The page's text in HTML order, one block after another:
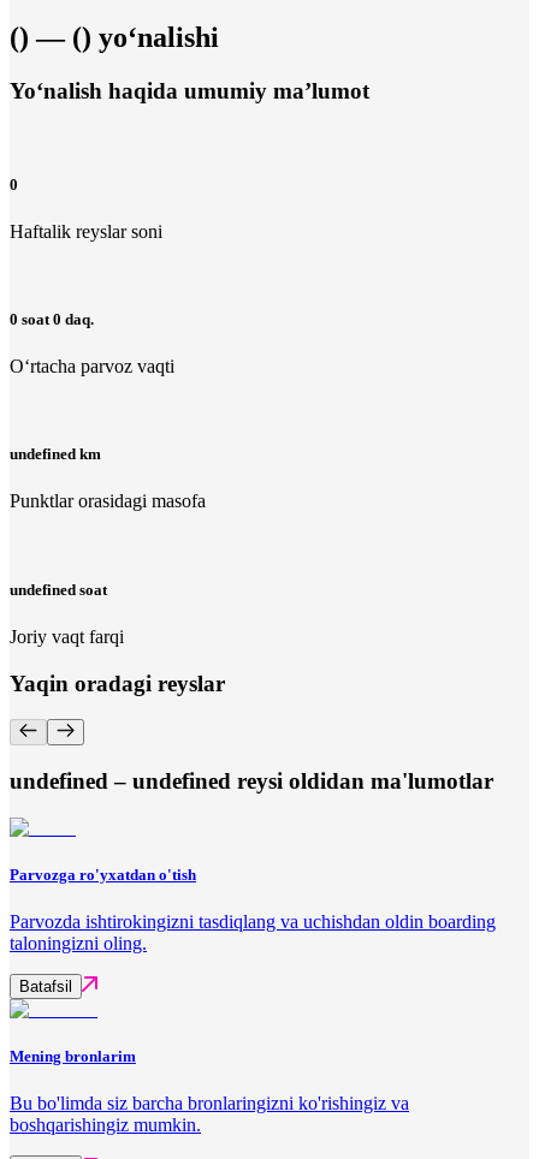
() — () yo‘nalishi
Yo‘nalish haqida umumiy ma’lumot
0
Haftalik reyslar soni
0 soat 0 daq.
O‘rtacha parvoz vaqti
undefined km
Punktlar orasidagi masofa
undefined soat
Joriy vaqt farqi
Yaqin oradagi reyslar
undefined – undefined reysi oldidan ma'lumotlar
Parvozga ro'yxatdan o'tish
Parvozda ishtirokingizni tasdiqlang va uchishdan oldin boarding
taloningizni oling.
Batafsil
Mening bronlarim
Bu bo'limda siz barcha bronlaringizni ko'rishingiz va
boshqarishingiz mumkin.